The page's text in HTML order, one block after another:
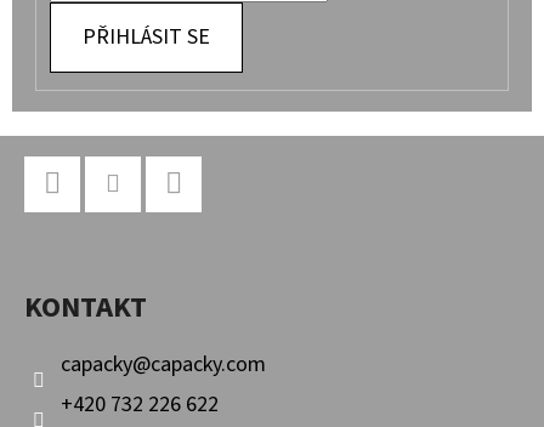
PŘIHLÁSIT SE
KONTAKT
capacky@capacky.com
+420 732 226 622